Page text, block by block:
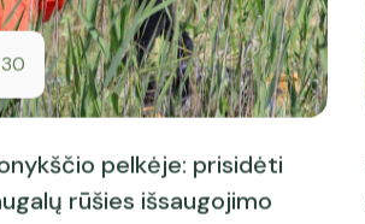
pelkėje: prisidėti
rūšies išsaugojimo